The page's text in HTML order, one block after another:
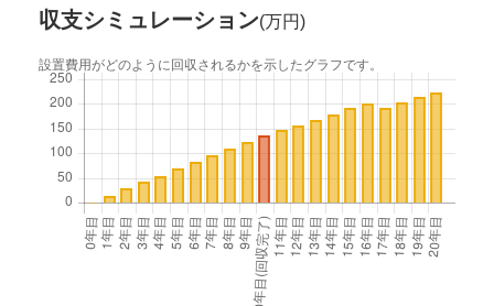
収支シミュレーション(万円)
設置費用がどのように回収されるかを示したグラフです。